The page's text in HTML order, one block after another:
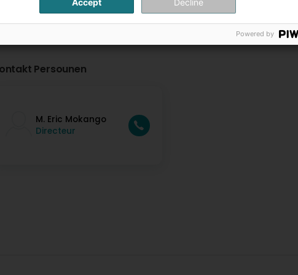
Persounen
M. Eric Mokango
Directeur
Accept Decline
Powered by